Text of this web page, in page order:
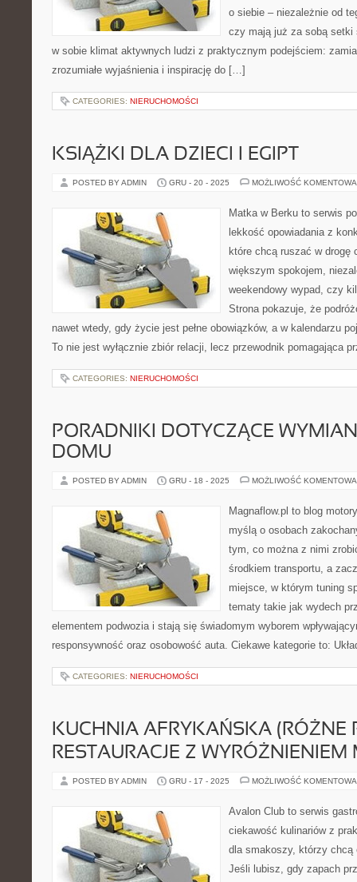
o siebie – niezależnie od
czy mają już za sobą setki
w sobie klimat aktywnych ludzi z praktycznym podejściem:
zrozumiałe wyjaśnienia i inspirację do […]
CATEGORIES: NIERUCHOMOŚCI
KSIĄŻKI DLA DZIECI I EGIPT
POSTED BY ADMIN GRU - 20 - 2025 MOŻLIWOŚĆ
Matka w Berku to serwis
lekkość opowiadania z
które chcą ruszać w drogę
większym spokojem,
weekendowy wypad, czy
Strona pokazuje, że
nawet wtedy, gdy życie jest pełne obowiązków, a w kalendarzu
To nie jest wyłącznie zbiór relacji, lecz przewodnik pomagająca
CATEGORIES: NIERUCHOMOŚCI
PORADNIKI DOTYCZĄCE
DOMU
POSTED BY ADMIN GRU - 18 - 2025 MOŻLIWOŚĆ
Magnaflow.pl to blog
myślą o osobach
tym, co można z nimi
środkiem transportu, a
miejsce, w którym tuning
tematy takie jak wydech
elementem podwozia i stają się świadomym wyborem
responsywność oraz osobowość auta. Ciekawe kategorie to:
CATEGORIES: NIERUCHOMOŚCI
KUCHNIA AFRYKAŃSKA (RÓŻNE
RESTAURACJE Z WYRÓŻNIENIEM
POSTED BY ADMIN GRU - 17 - 2025 MOŻLIWOŚĆ
Avalon Club to serwis
ciekawość kulinariów z
dla smakoszy, którzy chcą
Jeśli lubisz, gdy zapach